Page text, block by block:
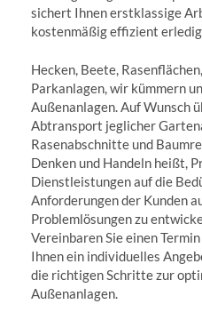
sichert Ihnen erstklassige
kostenmäßig effizient
Hecken, Beete,
Parkanlagen, wir kümmern
Außenanlagen. Auf Wunsch
Abtransport jeglicher
Rasenabschnitte und
Denken und Handeln heißt,
Dienstleistungen auf die
Anforderungen der Kunden
Problemlösungen zu
Vereinbaren Sie einen
Ihnen ein individuelles
die richtigen Schritte zur
Außenanlagen.